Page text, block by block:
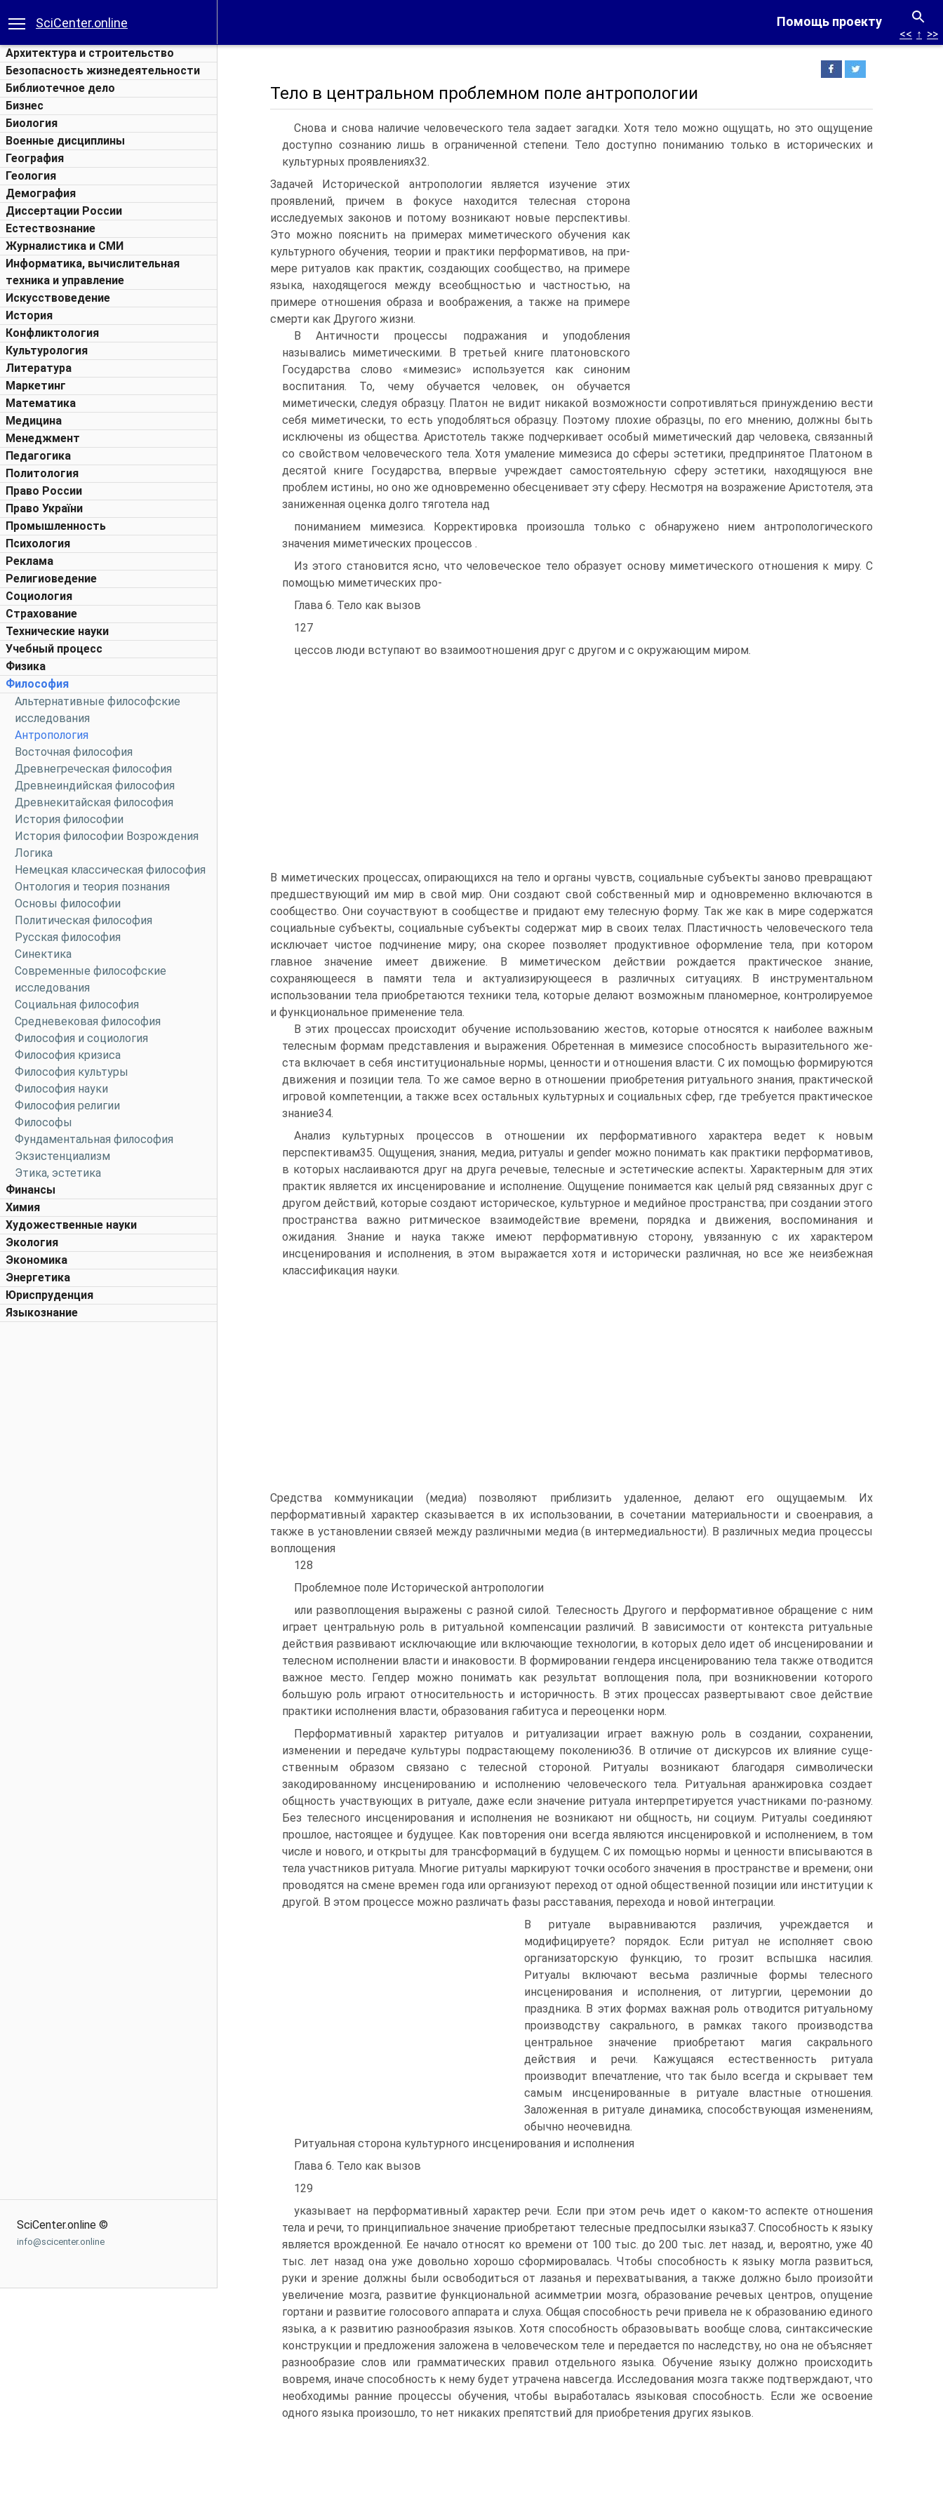
Помощь проекту
SciCenter.online
Архитектура и строительство
Безопасность жизнедеятельности
Библиотечное дело
Бизнес
Биология
Военные дисциплины
География
Геология
Демография
Диссертации России
Естествознание
Журналистика и СМИ
Информатика, вычислительная
техника и управление
Искусствоведение
История
Конфликтология
Культурология
Литература
Маркетинг
Математика
Медицина
Менеджмент
Педагогика
Политология
Право России
Право України
Промышленность
Психология
Реклама
Религиоведение
Социология
Страхование
Технические науки
Учебный процесс
Физика
Философия
Альтернативные философские
исследования
Антропология
Восточная философия
Древнегреческая философия
Древнеиндийская философия
Древнекитайская философия
История философии
История философии Возрождения
Логика
Немецкая классическая философия
Онтология и теория познания
Основы философии
Политическая философия
Русская философия
Синектика
Современные философские
исследования
Социальная философия
Средневековая философия
Философия и социология
Философия кризиса
Философия культуры
Философия науки
Философия религии
Философы
Фундаментальная философия
Экзистенциализм
Этика, эстетика
Финансы
Химия
Художественные науки
Экология
Экономика
Энергетика
Юриспруденция
Языкознание
SciCenter.online ©
info@scicenter.online
<< ↑ >>
Тело в центральном проблемном поле антропологии
Снова и снова наличие человеческого тела задает загадки. Хотя тело можно ощущать, но это ощущение
доступно сознанию лишь в ограниченной степени. Тело доступно пониманию только в историче­ских и
культурных проявлениях32.
Задачей Исторической антрополо­гии является изучение этих
проявлений, причем в фокусе находится телесная сторона
исследуемых законов и потому возникают новые пер­спективы.
Это можно пояснить на примерах миметического обучения как
культурного обучения, теории и практики перформативов, на при­
мере ритуалов как практик, создающих сообщество, на примере
языка, находящегося между всеобщностью и частностью, на
примере отноше­ния образа и воображения, а также на примере
смерти как Другого жизни.
В Античности процессы подражания и уподобления
назывались миметическими. В третьей книге платоновского
Государства слово «мимезис» используется как синоним
воспитания. То, чему обучается человек, он обучается
миметически, следуя образцу. Платон не видит никакой возможности сопротивляться принуждению вести
себя миме­тически, то есть уподобляться образцу. Поэтому плохие образцы, по его мнению, должны быть
исключены из общества. Аристотель также подчеркивает особый миметический дар человека, связанный
со свой­ством человеческого тела. Хотя умаление мимезиса до сферы эстетики, предпринятое Платоном в
десятой книге Государства, впервые учре­ждает самостоятельную сферу эстетики, находящуюся вне
проблем истины, но оно же одновременно обесценивает эту сферу. Несмотря на возражение Аристотеля, эта
заниженная оценка долго тяготела над
пониманием мимезиса. Корректировка произошла только с обнаруже­но нием антропологического
значения миметических процессов .
Из этого становится ясно, что человеческое тело образует основу миметического отношения к миру. С
помощью миметических про-
Глава 6. Тело как вызов
127
цессов люди вступают во взаимоотношения друг с другом и с окру­жающим миром.
В миметических процессах, опирающихся на тело и органы чувств, социальные субъекты заново превращают
предше­ствующий им мир в свой мир. Они создают свой собственный мир и одновременно включаются в
сообщество. Они соучаствуют в сооб­ществе и придают ему телесную форму. Так же как в мире содер­жатся
социальные субъекты, социальные субъекты содержат мир в своих телах. Пластичность человеческого тела
исключает чистое под­чинение миру; она скорее позволяет продуктивное оформление тела, при котором
главное значение имеет движение. В миметическом дей­ствии рождается практическое знание,
сохраняющееся в памяти тела и актуализирующееся в различных ситуациях. В инструментальном
использовании тела приобретаются техники тела, которые делают воз­можным планомерное, контролируемое
и функциональное применение тела.
В этих процессах происходит обучение использованию жестов, ко­торые относятся к наиболее важным
телесным формам представления и выражения. Обретенная в мимезисе способность выразительного же­
ста включает в себя институциональные нормы, ценности и отношения власти. С их помощью формируются
движения и позиции тела. То же самое верно в отношении приобретения ритуального знания, практи­ческой
игровой компетенции, а также всех остальных культурных и социальных сфер, где требуется практическое
знание34.
Анализ культурных процессов в отношении их перформативного характера ведет к новым
перспективам35. Ощущения, знания, медиа, ритуалы и gender можно понимать как практики перформативов,
в которых наслаиваются друг на друга речевые, телесные и эстетические аспекты. Характерным для этих
практик является их инсценирование и исполнение. Ощущение понимается как целый ряд связанных друг с
другом действий, которые создают историческое, культурное и ме­дийное пространства; при создании этого
пространства важно ритми­ческое взаимодействие времени, порядка и движения, воспоминания и
ожидания. Знание и наука также имеют перформативную сторону, увязанную с их характером
инсценирования и исполнения, в этом вы­ражается хотя и исторически различная, но все же неизбежная
клас­сификация науки.
Средства коммуникации (медиа) позволяют при­близить удаленное, делают его ощущаемым. Их
перформативный ха­рактер сказывается в их использовании, в сочетании материальности и своенравия, а
также в установлении связей между различными ме­диа (в интермедиальности). В различных медиа процессы
воплощения
128
Проблемное поле Исторической антропологии
или развоплощения выражены с разной силой. Телесность Другого и перформативное обращение с ним
играет центральную роль в риту­альной компенсации различий. В зависимости от контекста ритуаль­ные
действия развивают исключающие или включающие технологии, в которых дело идет об инсценировании и
телесном исполнении вла­сти и инаковости. В формировании гендера инсценированию тела так­же отводится
важное место. Гепдер можно понимать как результат воплощения пола, при возникновении которого
большую роль игра­ют относительность и историчность. В этих процессах развертывают свое действие
практики исполнения власти, образования габитуса и переоценки норм.
Перформативный характер ритуалов и ритуализации играет важ­ную роль в создании, сохранении,
изменении и передаче культуры под­растающему поколению36. В отличие от дискурсов их влияние суще­
ственным образом связано с телесной стороной. Ритуалы возникают благодаря символически
закодированному инсценированию и исполне­нию человеческого тела. Ритуальная аранжировка создает
общность участвующих в ритуале, даже если значение ритуала интерпретирует­ся участниками по-разному.
Без телесного инсценирования и исполне­ния не возникают ни общность, ни социум. Ритуалы соединяют
про­шлое, настоящее и будущее. Как повторения они всегда являются ин­сценировкой и исполнением, в том
числе и нового, и открыты для трансформаций в будущем. С их помощью нормы и ценности вписы­ваются в
тела участников ритуала. Многие ритуалы маркируют точки особого значения в пространстве и времени; они
проводятся на смене времен года или организуют переход от одной общественной позиции или институции к
другой. В этом процессе можно различать фазы расставания, перехода и новой интеграции.
В ритуале выравниваются различия, учреждается и
модифицируете? порядок. Если ритуал не исполняет свою
организаторскую функцию, то грозит вспышка наси­лия.
Ритуалы включают весьма различные формы телесного
инсцени­рования и исполнения, от литургии, церемонии до
праздника. В этих формах важная роль отводится ритуальному
производству сакрально­го, в рамках такого производства
центральное значение приобретают магия сакрального
действия и речи. Кажущаяся естественность ри­туала
производит впечатление, что так было всегда и скрывает тем
самым инсценированные в ритуале властные отношения.
Заложен­ная в ритуале динамика, способствующая изменениям,
обычно неоче­видна.
Ритуальная сторона культурного инсценирования и исполнения
Глава 6. Тело как вызов
129
указывает на перформативный характер речи. Если при этом речь идет о каком-то аспекте отношения
тела и речи, то принципиальное значение приобретают телесные предпосылки языка37. Способность к языку
является врожденной. Ее начало относят ко времени от 100 тыс. до 200 тыс. лет назад, и, вероятно, уже 40
тыс. лет назад она уже довольно хорошо сформировалась. Чтобы способность к языку мог­ла развиться,
руки и зрение должны были освободиться от лазанья и перехватывания, а также должно было произойти
увеличение моз­га, развитие функциональной асимметрии мозга, образование речевых центров, опущение
гортани и развитие голосового аппарата и слуха. Общая способность речи привела не к образованию единого
языка, а к развитию разнообразия языков. Хотя способность образовывать вооб­ще слова, синтаксические
конструкции и предложения заложена в че­ловеческом теле и передается по наследству, но она не объясняет
раз­нообразие слов или грамматических правил отдельного языка. Обуче­ние языку должно происходить
вовремя, иначе способность к нему бу­дет утрачена навсегда. Исследования мозга также подтверждают, что
необходимы ранние процессы обучения, чтобы выработалась языковая способность. Если же освоение
одного языка произошло, то нет ника­ких препятствий для приобретения других языков.